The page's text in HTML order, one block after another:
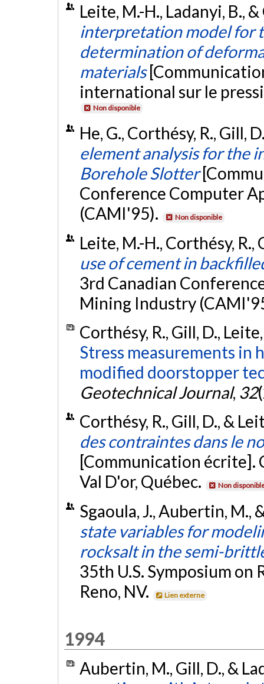
Leite, M.-H., Ladanyi, B.,
interpretation model for
determination of
materials
international sur le
Non disponible
He, G., Corthésy, R., Gill,
element analysis for the
Borehole Slotter
Conference Computer
(CAMI'95).
Non disponible
Leite, M.-H., Corthésy, R.,
use of cement in
3rd Canadian
Mining Industry
Corthésy, R., Gill, D.,
Stress measurements in
modified doorstopper
Geotechnical Journal, 32
Corthésy, R., Gill, D., &
des contraintes dans le
[Communication écrite].
Val D'or, Québec.
Non
Sgaoula, J., Aubertin, M.,
state variables for
rocksalt in the semi-
35th U.S. Symposium on
Reno, NV.
Lien externe
1994
Aubertin, M., Gill, D., &